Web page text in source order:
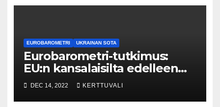
EUROBAROMETRI UKRAINAN SOTA
Eurobarometri-tutkimus:
EU:n kansalaisilta edelleen
vankkaa tukea Ukrainalle
DEC 14, 2022 KERTTUVALI